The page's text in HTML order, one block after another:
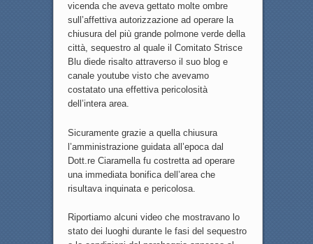
vicenda che aveva gettato molte ombre
sull’affettiva autorizzazione ad operare la
chiusura del più grande polmone verde della
città, sequestro al quale il Comitato Strisce
Blu diede risalto attraverso il suo blog e
canale youtube visto che avevamo
costatato una effettiva pericolosità
dell’intera area.
Sicuramente grazie a quella chiusura
l’amministrazione guidata all’epoca dal
Dott.re Ciaramella fu costretta ad operare
una immediata bonifica dell’area che
risultava inquinata e pericolosa.
Riportiamo alcuni video che mostravano lo
stato dei luoghi durante le fasi del sequestro